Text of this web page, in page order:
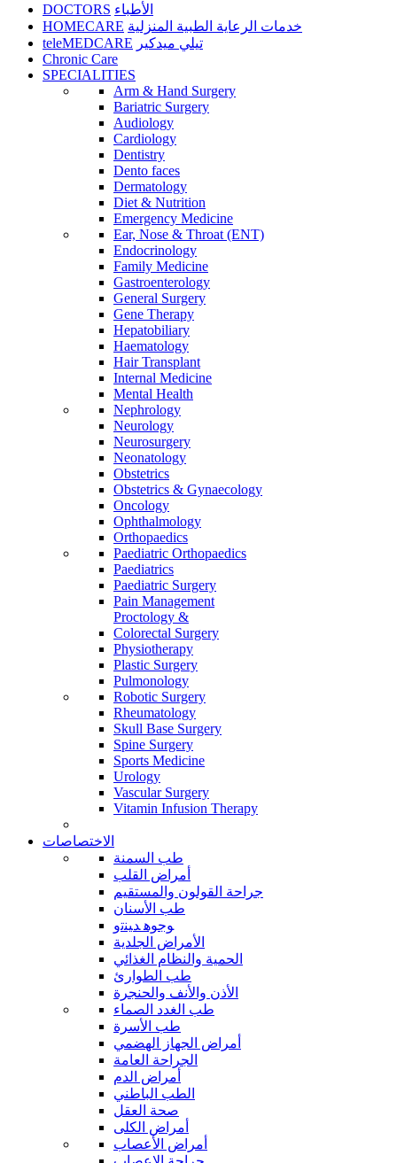
DOCTORS الأطباء
HOMECARE خدمات الرعاية الطبية المنزلية
teleMEDCARE تيلي ميدكير
Chronic Care
SPECIALITIES
Arm & Hand Surgery
Bariatric Surgery
Audiology
Cardiology
Dentistry
Dento faces
Dermatology
Diet & Nutrition
Emergency Medicine
Ear, Nose & Throat (ENT)
Endocrinology
Family Medicine
Gastroenterology
General Surgery
Gene Therapy
Hepatobiliary
Haematology
Hair Transplant
Internal Medicine
Mental Health
Nephrology
Neurology
Neurosurgery
Neonatology
Obstetrics
Obstetrics & Gynaecology
Oncology
Ophthalmology
Orthopaedics
Paediatric Orthopaedics
Paediatrics
Paediatric Surgery
Pain Management
Proctology &
Colorectal Surgery
Physiotherapy
Plastic Surgery
Pulmonology
Robotic Surgery
Rheumatology
Skull Base Surgery
Spine Surgery
Sports Medicine
Urology
Vascular Surgery
Vitamin Infusion Therapy
الاختصاصات
طب السمنة
أمراض القلب
جراحة القولون والمستقيم
طب الأسنان
ﻮﺟﻮﻫ ﺪﻴﻨﺗﻭ
الأمراض الجلدية
الحمية والنظام الغذائي
طب الطوارئ
الأذن والأنف والحنجرة
طب الغدد الصماء
طب الأسرة
أمراض الجهاز الهضمي
الجراحة العامة
أمراض الدم
الطب الباطني
صحة العقل
أمراض الكلى
أمراض الأعصاب